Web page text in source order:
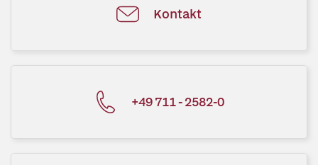
Kontakt
+49 711 - 2582-0